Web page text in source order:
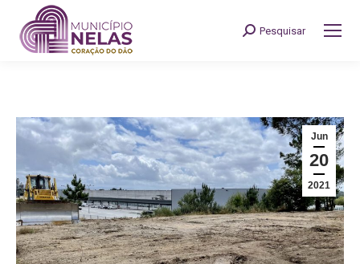
Search:
Pesquisar
Jun
20
2021